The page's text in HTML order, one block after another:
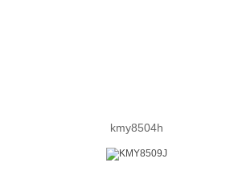
kmy8504h